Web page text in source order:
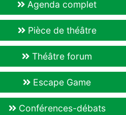
Agenda complet
Pièce de théâtre
Théâtre forum
Escape Game
Conférences-débats